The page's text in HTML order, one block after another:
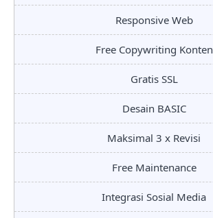
Responsive Web
Free Copywriting Konten
Gratis SSL
Desain BASIC
Maksimal 3 x Revisi
Free Maintenance
Integrasi Sosial Media